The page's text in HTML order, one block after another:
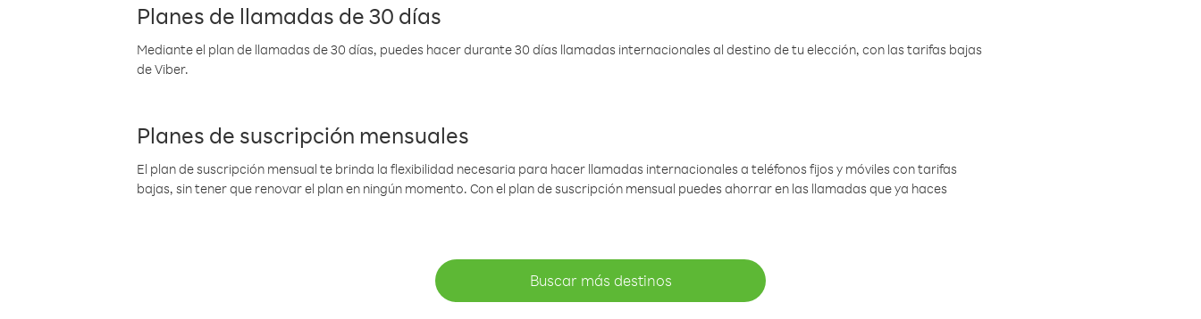
Planes de llamadas de 30 días
Mediante el plan de llamadas de 30 días, puedes hacer durante 30 días llamadas internacionales al destino de tu elección, con las tarifas bajas
de Viber.
Planes de suscripción mensuales
El plan de suscripción mensual te brinda la flexibilidad necesaria para hacer llamadas internacionales a teléfonos fijos y móviles con tarifas
bajas, sin tener que renovar el plan en ningún momento. Con el plan de suscripción mensual puedes ahorrar en las llamadas que ya haces
Buscar más destinos